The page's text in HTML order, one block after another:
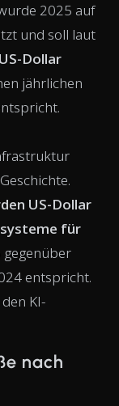
2025 auf
und soll laut
Dollar
jährlichen
US-Dollar
für
gegenüber
entspricht.
KI-
nach